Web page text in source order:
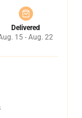
Delivered
15 - Aug. 22